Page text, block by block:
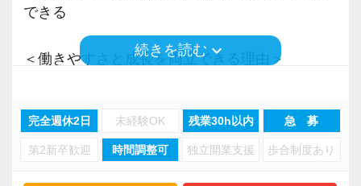
Q. 職場の雰囲気は？
A. 上司や先輩に相談しやすく、風通しの良い職
場だと感じています。
・税務経験を活かして成長したい方
・キャリアアップ志向のある方
できる
＜働きやすさと成長を両立できる理由＞
・分業体制で業務負担を軽減
・顧客対応や提案業務に集中可能
・資産税や相続など専門性の高い案件あり
続きを読むkeyboard_arrow_down
完全週休2日 未経験OK 残業30h以内 急 募
第2新卒歓迎 時間調整可 独立開業支援 歩合制度あり